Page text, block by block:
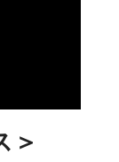
＞